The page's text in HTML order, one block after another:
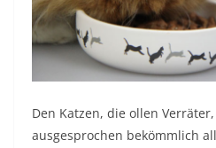
Den Katzen, die ollen
ausgesprochen bekömmlich